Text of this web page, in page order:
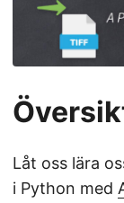
Låt oss lära
i Python med